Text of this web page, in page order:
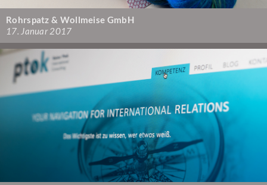
Rohrspatz & Wollmeise GmbH
17. Januar 2017